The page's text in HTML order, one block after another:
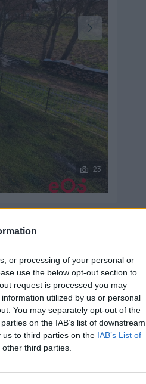
or processing of your personal or
use the below opt-out section to
request is processed you may
utilized by us or personal
You may separately opt-out of the
on the IAB’s list of downstream
to third parties on the IAB’s List of
third parties.
23
Prodaja
2